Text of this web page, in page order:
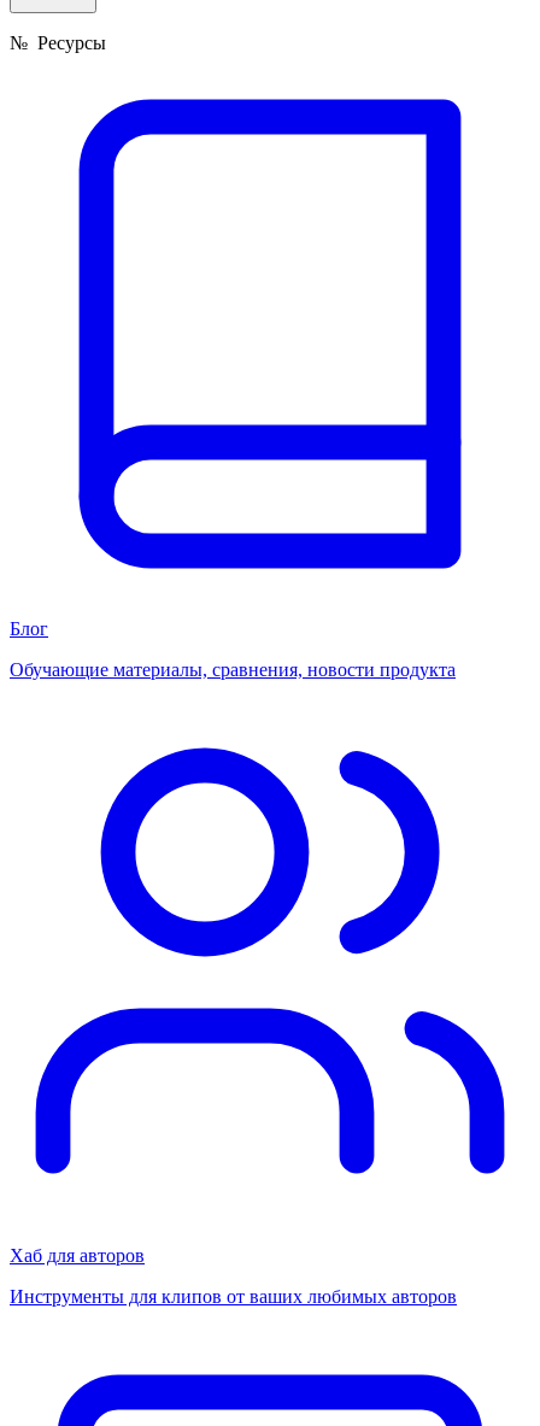
№ Ресурсы
Блог
Обучающие материалы, сравнения, новости продукта
Хаб для авторов
Инструменты для клипов от ваших любимых авторов